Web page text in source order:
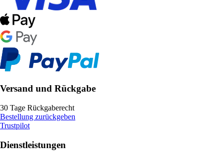
Versand und Rückgabe
30 Tage Rückgaberecht
Bestellung zurückgeben
Trustpilot
Dienstleistungen